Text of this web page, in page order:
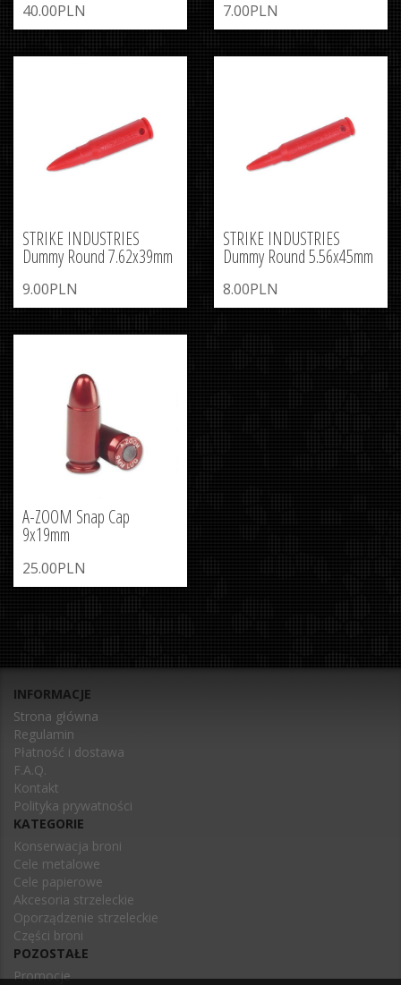
40.00PLN 7.00PLN
STRIKE INDUSTRIES
Dummy Round 7.62x39mm
9.00PLN
STRIKE INDUSTRIES
Dummy Round 5.56x45mm
8.00PLN
A-ZOOM Snap Cap
9x19mm
25.00PLN
INFORMACJE
Strona główna
Regulamin
Płatność i dostawa
F.A.Q.
Kontakt
Polityka prywatności
KATEGORIE
Konserwacja broni
Cele metalowe
Cele papierowe
Akcesoria strzeleckie
Oporządzenie strzeleckie
Części broni
POZOSTAŁE
Promocje